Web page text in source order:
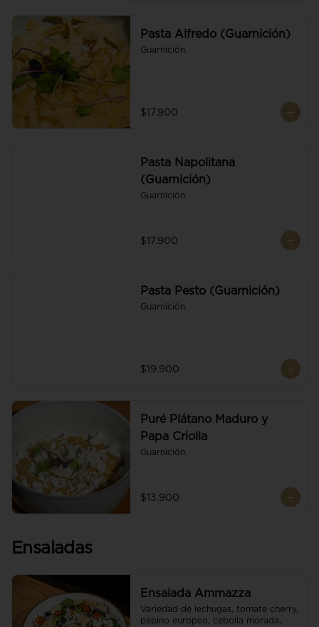
Pasta Alfredo (Guarnición)
Guarnición.
$17.900
Pasta Napolitana
(Guarnición)
Guarnición.
$17.900
Pasta Pesto (Guarnición)
Guarnición.
$19.900
Puré Plátano Maduro y
Papa Criolla
Guarnición.
$13.900
Ensaladas
Ensalada Ammazza
Variedad de lechugas, tomate cherry,
pepino europeo, cebolla morada,